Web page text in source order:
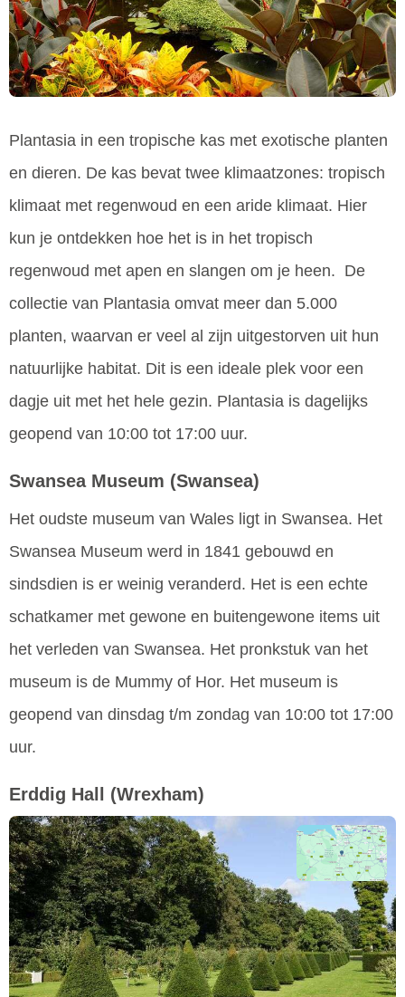
Plantasia in een tropische kas met exotische planten
en dieren. De kas bevat twee klimaatzones: tropisch
klimaat met regenwoud en een aride klimaat. Hier
kun je ontdekken hoe het is in het tropisch
regenwoud met apen en slangen om je heen. De
collectie van Plantasia omvat meer dan 5.000
planten, waarvan er veel al zijn uitgestorven uit hun
natuurlijke habitat. Dit is een ideale plek voor een
dagje uit met het hele gezin. Plantasia is dagelijks
geopend van 10:00 tot 17:00 uur.
Swansea Museum (Swansea)
Het oudste museum van Wales ligt in Swansea. Het
Swansea Museum werd in 1841 gebouwd en
sindsdien is er weinig veranderd. Het is een echte
schatkamer met gewone en buitengewone items uit
het verleden van Swansea. Het pronkstuk van het
museum is de Mummy of Hor. Het museum is
geopend van dinsdag t/m zondag van 10:00 tot 17:00
uur.
Erddig Hall (Wrexham)